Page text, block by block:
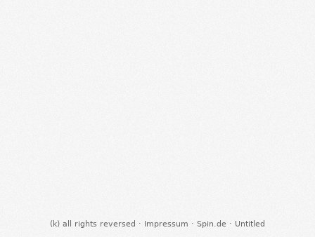
(k) all rights reversed · Impressum · Spin.de · Untitled